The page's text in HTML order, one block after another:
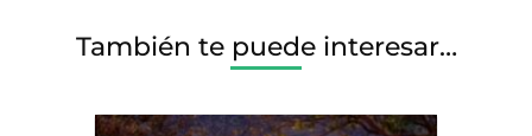
También te puede interesar…